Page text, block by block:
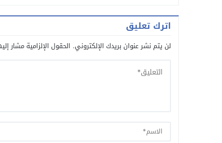
اترك تعليق
لن يتم نشر عنوان بريدك الإلكتروني. الحقول الإلزامية مشار